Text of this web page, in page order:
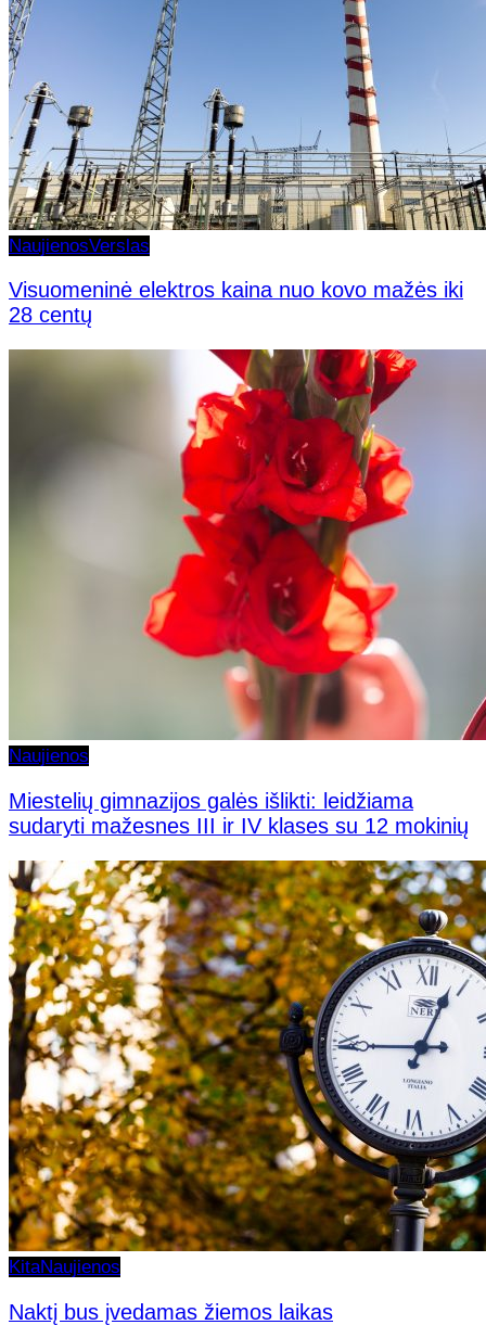
NaujienosVerslas
Visuomeninė elektros kaina nuo kovo mažės iki
28 centų
Naujienos
Miestelių gimnazijos galės išlikti: leidžiama
sudaryti mažesnes III ir IV klases su 12 mokinių
KitaNaujienos
Naktį bus įvedamas žiemos laikas